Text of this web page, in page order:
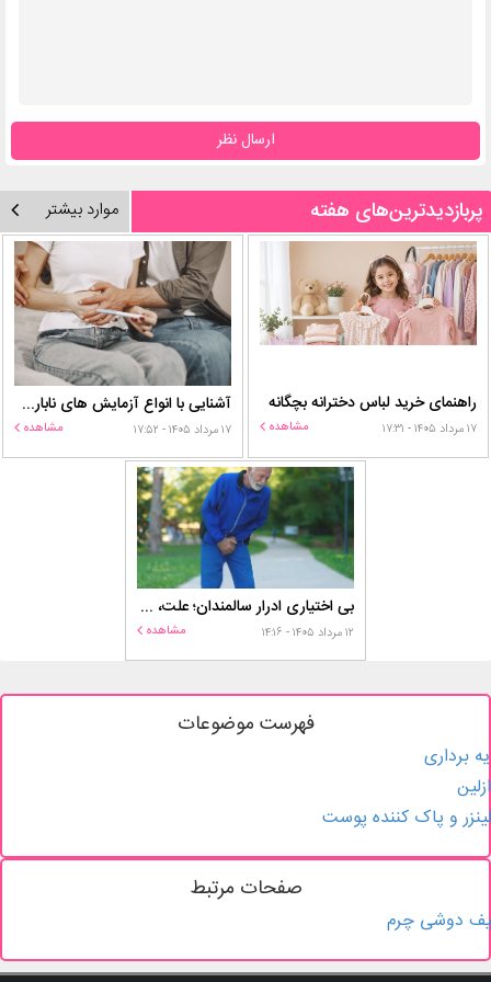
ارسال نظر
پربازدیدترین‌های هفته موارد بیشتر
راهنمای خرید لباس دخترانه بچگانه
۱۷ مرداد ۱۴۰۵ - ۱۷:۳۱ مشاهده
آشنایی با انواع آزمایش های ناباروری
۱۷ مرداد ۱۴۰۵ - ۱۷:۵۲ مشاهده
بی اختیاری ادرار سالمندان؛ علت، درمان و روش‌های کنترل در منزل
۱۲ مرداد ۱۴۰۵ - ۱۴:۱۶ مشاهده
فهرست موضوعات
برداری
و پاک کننده پوست
صفحات مرتبط
دوشی چرم